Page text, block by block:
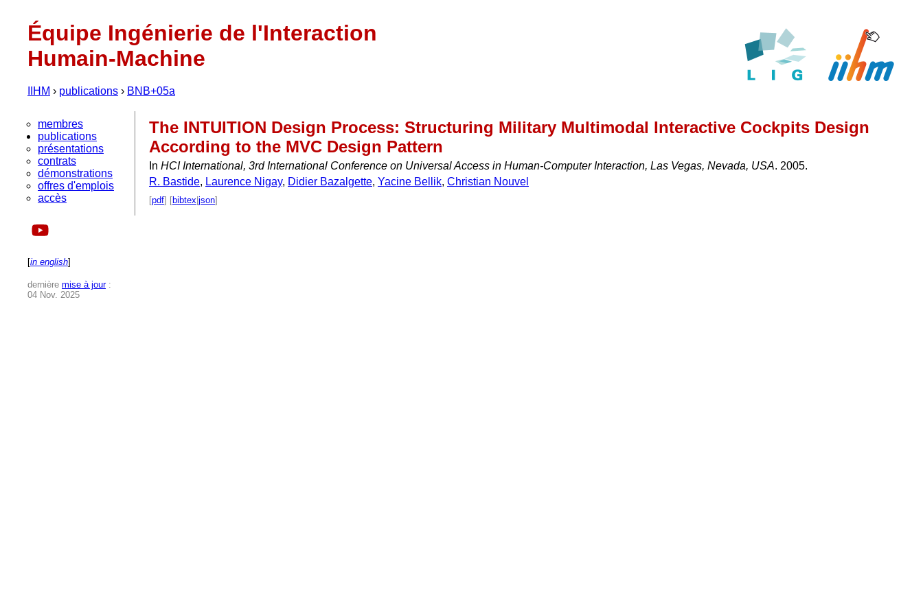
Équipe Ingénierie de l'Interaction
Humain-Machine
IIHM › publications › BNB+05a
membres
publications
présentations
contrats
démonstrations
offres d'emplois
accès
[in english]
dernière mise à jour:
04 Nov. 2025
The INTUITION Design Process: Structuring Military Multimodal Interactive Cockpits Design
According to the MVC Design Pattern
In HCI International, 3rd International Conference on Universal Access in Human-Computer Interaction, Las Vegas, Nevada, USA. 2005.
R. Bastide, Laurence Nigay, Didier Bazalgette, Yacine Bellik, Christian Nouvel
[pdf] [bibtex json]